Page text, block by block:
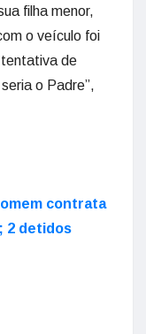
filha menor,
o veículo foi
de
o Padre”,
contrata
2 detidos